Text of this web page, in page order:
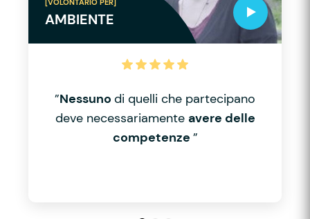
AMBIENTE
”Nessuno di quelli che partecipano
deve necessariamente avere delle
competenze ”